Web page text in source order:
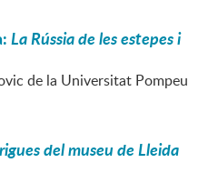
La Rússia de les estepes i
de la Universitat Pompeu
del museu de Lleida